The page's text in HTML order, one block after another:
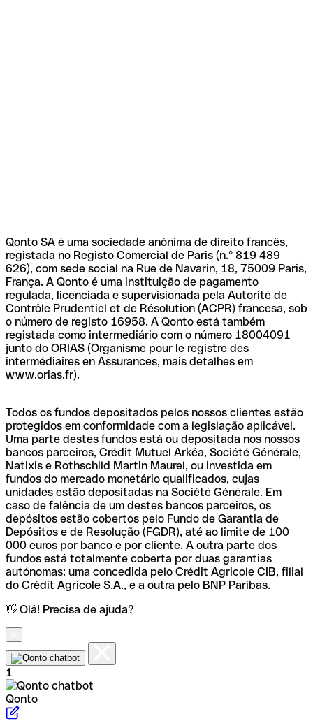
Qonto SA é uma sociedade anónima de direito francês,
registada no Registo Comercial de Paris (n.º 819 489
626), com sede social na Rue de Navarin, 18, 75009 Paris,
França. A Qonto é uma instituição de pagamento
regulada, licenciada e supervisionada pela Autorité de
Contrôle Prudentiel et de Résolution (ACPR) francesa, sob
o número de registo 16958. A Qonto está também
registada como intermediário com o número 18004091
junto do ORIAS (Organisme pour le registre des
intermédiaires en Assurances, mais detalhes em
www.orias.fr).
Todos os fundos depositados pelos nossos clientes estão
protegidos em conformidade com a legislação aplicável.
Uma parte destes fundos está ou depositada nos nossos
bancos parceiros, Crédit Mutuel Arkéa, Société Générale,
Natixis e Rothschild Martin Maurel, ou investida em
fundos do mercado monetário qualificados, cujas
unidades estão depositadas na Société Générale. Em
caso de falência de um destes bancos parceiros, os
depósitos estão cobertos pelo Fundo de Garantia de
Depósitos e de Resolução (FGDR), até ao limite de 100
000 euros por banco e por cliente. A outra parte dos
fundos está totalmente coberta por duas garantias
autónomas: uma concedida pelo Crédit Agricole CIB, filial
do Crédit Agricole S.A., e a outra pelo BNP Paribas.
👋 Olá! Precisa de ajuda?
1
Qonto